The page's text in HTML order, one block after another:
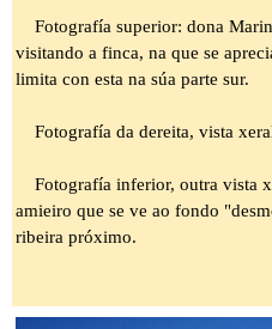
Fotografía superior: dona
visitando a finca, na que se
limita con esta na súa parte sur.
Fotografía da dereita, vista
Fotografía inferior, outra vista
amieiro que se ve ao fondo
ribeira próximo.